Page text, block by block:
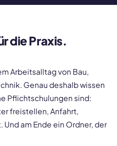
die Praxis.
Arbeitsalltag von Bau,
Genau deshalb wissen
Pflichtschulungen sind:
freistellen, Anfahrt,
am Ende ein Ordner, der